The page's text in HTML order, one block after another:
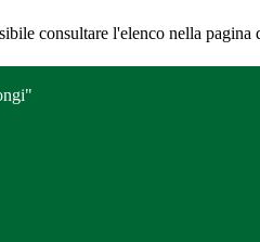
consultare l'elenco nella pagina